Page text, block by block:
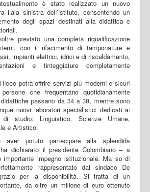
è stato realizzato un nuovo
l’ala sinistra dell’istituto, consentendo un
degli spazi destinati alla didattica e
previsto una completa riqualificazione
con il rifacimento di tamponature e
impianti elettrici, idrici e di riscaldamento,
e tinteggiature completamente
potrà offrire servizi più moderni e sicuri
che frequentano quotidianamente
passano da 34 a 38, mentre sono
nuovi laboratori specialistici dedicati ai
studio: Linguistico, Scienze Umane,
e Artistico.
aver potuto partecipare alla splendida
dichiarato il presidente Colombiano – a
impegno istituzionale. Ma so di
rappresentato dal sindaco De
per la disponibilità. Si tratta di un
da oltre un milione di euro ottenuto